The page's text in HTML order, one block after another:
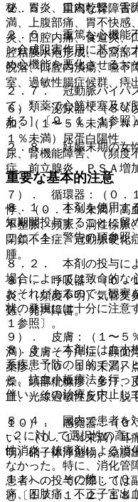
２．５． 重篤な腎障害
２．６． 重篤な心機能
ン合成阻害作用に基づく
め心機能を悪化させるお
２．７． 冠動脈バイパ
て、類薬で心筋梗塞及び
ある］〔９．１．１参照
２．８． 妊娠末期の女
重要な基本的注意
８．１． 本剤を使用す
短期間投与することに留
こと〔１．警告の項参照
８．２． 本剤の投与に
場合によっては致命的な
おそれがあるので、観察
状の発現には十分に注意
１参照〕。
８．３． 本剤には血小
系疾患予防の目的でアス
と。抗血小板療法を行っ
伴い、その治療を中止し
８．４． 国内で患者を
−２に対して選択性の高
性消炎・鎮痛剤による消
なかった。特に、消化管
患者への投与に際しては
と〔１７．１．２、１８
秘、胃炎、口内乾燥、舌
満、上腹部痛、胃不快感
炎、口腔内痛、食道炎、
腔粘膜水疱形成、心窩部
脱落、口腔内潰瘍、嚥下
室、過敏性腸症候群、痔
６）． 泌尿器：（５％
加、（１〜５％未満）Ｎ
１％未満）尿蛋白陽性、
尿、腎機能障害、（頻度
症、前立腺炎、ＰＳＡ増
７）． 循環器：（０．
悸、（０．１％未満）高
不整脈、頻脈、洞性徐脈
閉鎖不全症、冠動脈硬化
腫。
８）． 呼吸器：（０．
炎、（頻度不明）気管支
難、発声障害。
９）． 皮膚：（１〜５
満）皮膚そう痒症、顔面
薬疹、（０．１％未満）
燥、頭部粃糠疹、多汗、
血、光線過敏性反応、脱
１０）． 感覚器：（０
い、（０．１％未満）耳
明）硝子体浮遊物、結膜
１１）． その他：（０
痛、四肢痛、不正子宮出